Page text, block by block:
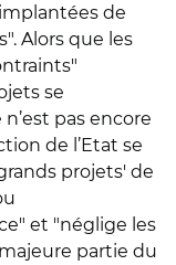
de
Alors que les
se
pas encore
de l’Etat se
projets' de
et "néglige les
partie du